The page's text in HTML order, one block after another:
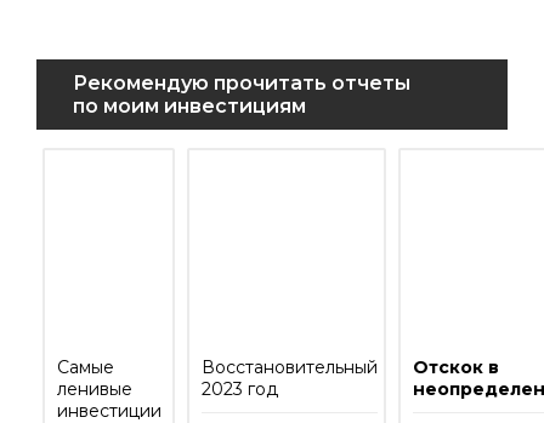
Рекомендую прочитать отчеты
по моим инвестициям
Самые
ленивые
инвестиции
Восстановительный
2023 год
Отскок в